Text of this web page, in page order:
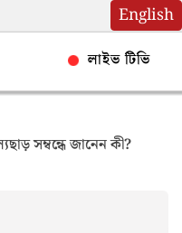
English
লাইভ টিভি
সম্বন্ধে জানেন কী?